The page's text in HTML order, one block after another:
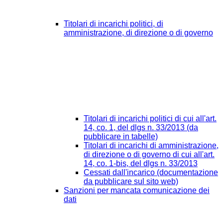
Titolari di incarichi politici, di
amministrazione, di direzione o di governo
Titolari di incarichi politici di cui all'art.
14, co. 1, del dlgs n. 33/2013 (da
pubblicare in tabelle)
Titolari di incarichi di amministrazione,
di direzione o di governo di cui all'art.
14, co. 1-bis, del dlgs n. 33/2013
Cessati dall'incarico (documentazione
da pubblicare sul sito web)
Sanzioni per mancata comunicazione dei
dati